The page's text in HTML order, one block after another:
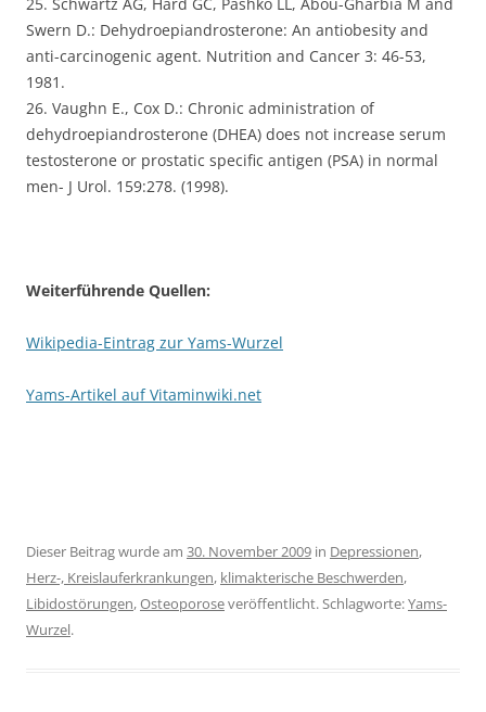
25. Schwartz AG, Hard GC, Pashko LL, Abou-Gharbia M and
Swern D.: Dehydroepiandrosterone: An antiobesity and
anti-carcinogenic agent. Nutrition and Cancer 3: 46-53,
1981.
26. Vaughn E., Cox D.: Chronic administration of
dehydroepiandrosterone (DHEA) does not increase serum
testosterone or prostatic specific antigen (PSA) in normal
men- J Urol. 159:278. (1998).
Weiterführende Quellen:
Wikipedia-Eintrag zur Yams-Wurzel
Yams-Artikel auf Vitaminwiki.net
Dieser Beitrag wurde am 30. November 2009 in Depressionen,
Herz-, Kreislauferkrankungen, klimakterische Beschwerden,
Libidostörungen,Osteoporoseveröffentlicht. Schlagworte:Yams-
Wurzel.